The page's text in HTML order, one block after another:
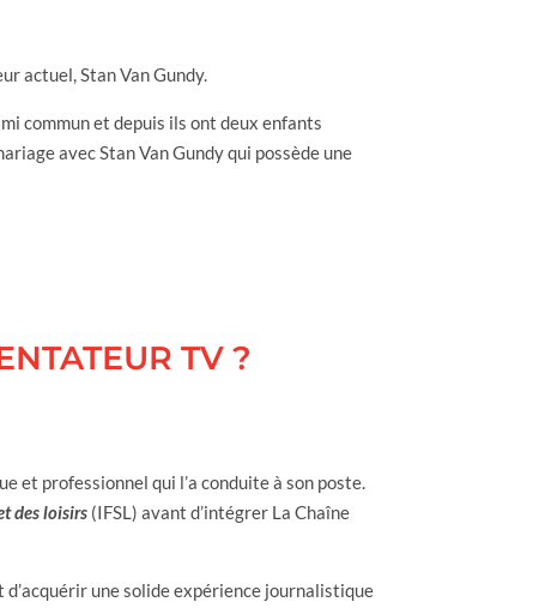
actuel, Stan Van Gundy.
commun et depuis ils ont deux enfants
avec Stan Van Gundy qui possède une
TV ?
et professionnel qui l’a conduite à son poste.
des loisirs (IFSL) avant d’intégrer La Chaîne
une solide expérience journalistique